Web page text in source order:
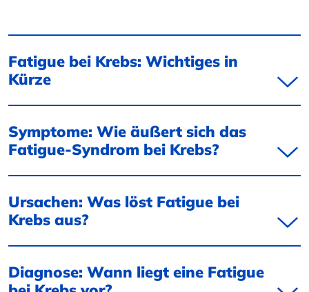
Fatigue bei Krebs: Wichtiges in
Kürze
Symptome: Wie äußert sich das
Fatigue-Syndrom bei Krebs?
Ursachen: Was löst Fatigue bei
Krebs aus?
Diagnose: Wann liegt eine Fatigue